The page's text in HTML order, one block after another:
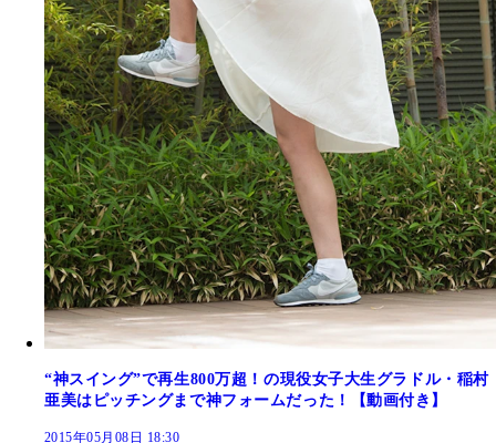
“神スイング”で再生800万超！の現役女子大生グラドル・稲村
亜美はピッチングまで神フォームだった！【動画付き】
2015年05月08日 18:30